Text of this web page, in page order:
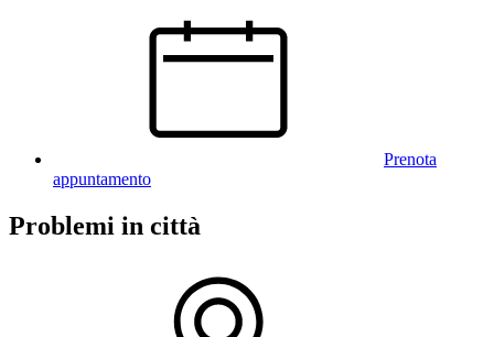
Prenota
appuntamento
Problemi in città